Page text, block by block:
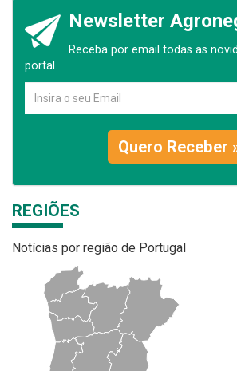
Newsletter
Receba por email todas as
portal.
Quero Receber
REGIÕES
Notícias por região de Portugal